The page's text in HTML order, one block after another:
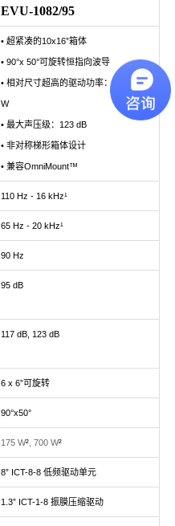
EVU-1082/95
• 超紧凑的10x16”箱体
• 90°x 50°可旋转恒指向波导
• 相对尺寸超高的驱动功率：连续175
W
• 最大声压级：123 dB
• 非对称梯形箱体设计
• 兼容OmniMount™
110 Hz - 16 kHz¹
65 Hz - 20 kHz¹
90 Hz
95 dB
117 dB, 123 dB
6 x 6”可旋转
90°x50°
175 W², 700 W²
8” ICT-8-8 低频驱动单元
1.3” ICT-1-8 振膜压缩驱动